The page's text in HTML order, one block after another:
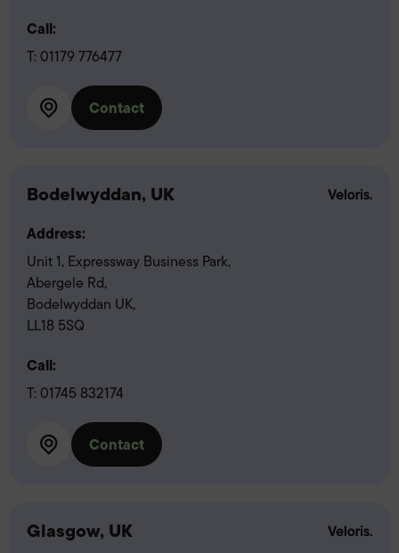
Call:
T: 01179 776477
Contact
Bodelwyddan, UK
Address:
Unit 1, Expressway Business Park,
Abergele Rd,
Bodelwyddan UK,
LL18 5SQ
Call:
T: 01745 832174
Contact
Glasgow, UK